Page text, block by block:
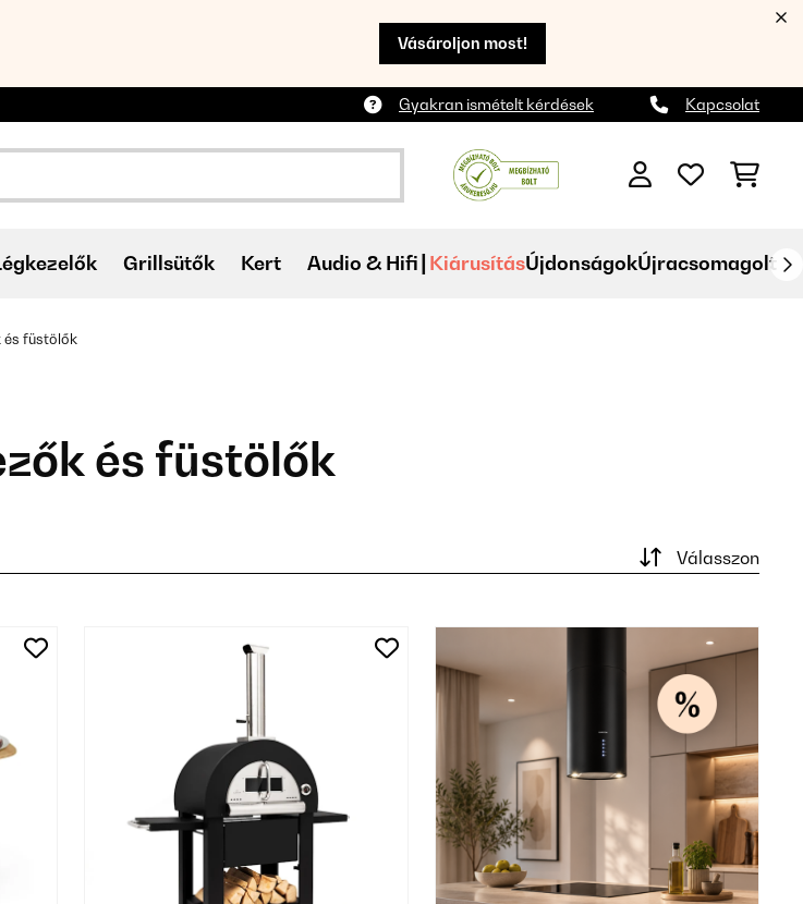
Vásároljon most!
Gyakran ismételt kérdések Kapcsolat
Grillsütők Kert Audio & Hifi KiárusításÚjdonságokÚjracsomagolt
és füstölők
és füstölők
Válasszon